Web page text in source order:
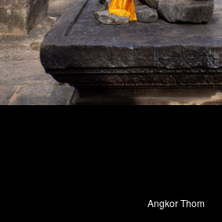
Angkor Thom